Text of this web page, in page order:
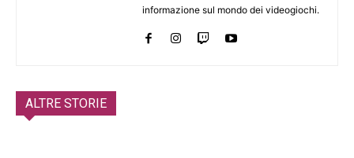
informazione sul mondo dei videogiochi.
ALTRE STORIE